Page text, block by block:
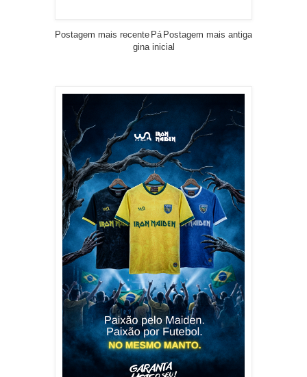
Postagem mais recente Postagem mais antiga
Pá
gina inicial